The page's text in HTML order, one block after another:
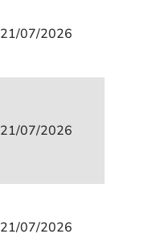
21/07/2026
21/07/2026
21/07/2026